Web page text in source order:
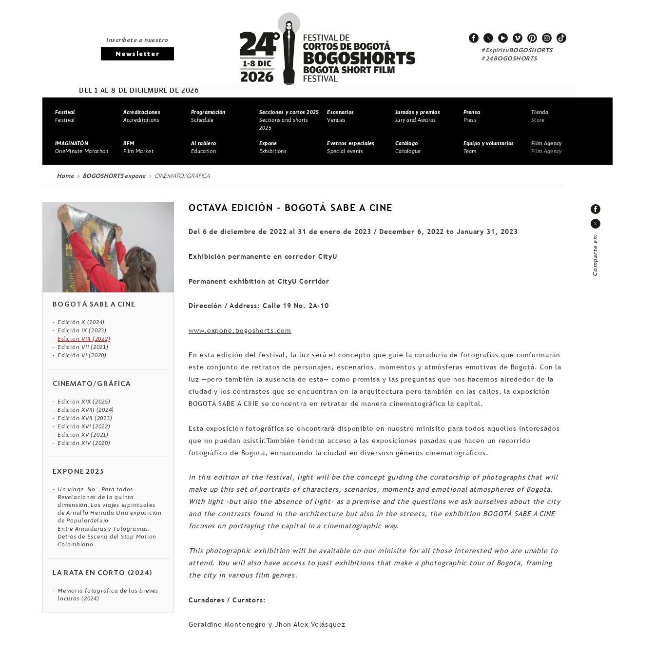
Inscríbete a nuestro
Newsletter
#EspírituBOGOSHORTS
#24BOGOSHORTS
DEL 1 AL 8 DE DICIEMBRE DE 2026
Festival
Festival
Acreditaciones
Accreditations
Programación
Schedule
Secciones y cortos 2025
Sections and shorts
2025
Escenarios
Venues
Jurados y premios
Jury and Awards
Prensa
Press
Tienda
Store
IMAGINATÓN
OneMinute Marathon
BFM
Film Market
Al tablero
Education
Expone
Exhibitions
Eventos especiales
Special events
Catálogo
Catalogue
Equipo y voluntarios
Team
Film Agency
Film Agency
Home BOGOSHORTS expone CINEMATO/GRÁFICA
OCTAVA EDICIÓN - BOGOTÁ SABE A CINE
Del 6 de diciembre de 2022 al 31 de enero de 2023 / December 6, 2022 to January 31, 2023
Exhibición permanente en corredor CityU
Permanent exhibition at CityU Corridor
Dirección / Address: Calle 19 No. 2A-10
www.expone.bogoshorts.com
En esta edición del festival, la luz será el concepto que guíe la curaduría de fotografías que conformarán
este conjunto de retratos de personajes, escenarios, momentos y atmósferas emotivas de Bogotá. Con la
luz —pero también la ausencia de esta— como premisa y las preguntas que nos hacemos alrededor de la
ciudad y los contrastes que se encuentran en la arquitectura pero también en las calles, la exposición
BOGOTÁ SABE A CINE se concentra en retratar de manera cinematográfica la capital.
Esta exposición fotográfica se encontrará disponible en nuestro minisite para todos aquellos interesados
que no puedan asistir.También tendrán acceso a las exposiciones pasadas que hacen un recorrido
fotográfico de Bogotá, enmarcando la ciudad en diversosn géneros cinematográficos.
In this edition of the festival, light will be the concept guiding the curatorship of photographs that will
make up this set of portraits of characters, scenarios, moments and emotional atmospheres of Bogota.
With light -but also the absence of light- as a premise and the questions we ask ourselves about the city
and the contrasts found in the architecture but also in the streets, the exhibition BOGOTÁ SABE A CINE
focuses on portraying the capital in a cinematographic way.
This photographic exhibition will be available on our minisite for all those interested who are unable to
attend. You will also have access to past exhibitions that make a photographic tour of Bogota, framing
the city in various film genres.
Curadores / Curators:
Geraldine Montenegro y Jhon Alex Velásquez
Comparte en:
BOGOTÁ SABE A CINE
Edición X (2024)
Edición IX (2023)
Edición VIII (2022)
Edición VII (2021)
Edición VI (2020)
CINEMATO/GRÁFICA
Edición XIX (2025)
Edición XVIII (2024)
Edición XVII (2023)
Edición XVI (2022)
Edición XV (2021)
Edición XIV (2020)
EXPONE 2025
Un viage. No… Para todos…
Revelaciones de la quinta
dimensión. Los viajes espirituales
de Arnulfo Herrada Una exposición
de Populardelujo
Entre Armaduras y Fotogramas:
Detrás de Escena del Stop Motion
Colombiano
LA RATA EN CORTO (2024)
Memoria fotográfica de las breves
locuras (2024)